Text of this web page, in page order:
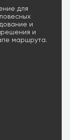
для
и
и
маршрута.